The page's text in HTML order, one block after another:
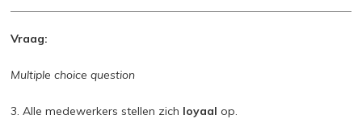
Vraag:
Multiple choice question
3. Alle medewerkers stellen zich loyaal op.